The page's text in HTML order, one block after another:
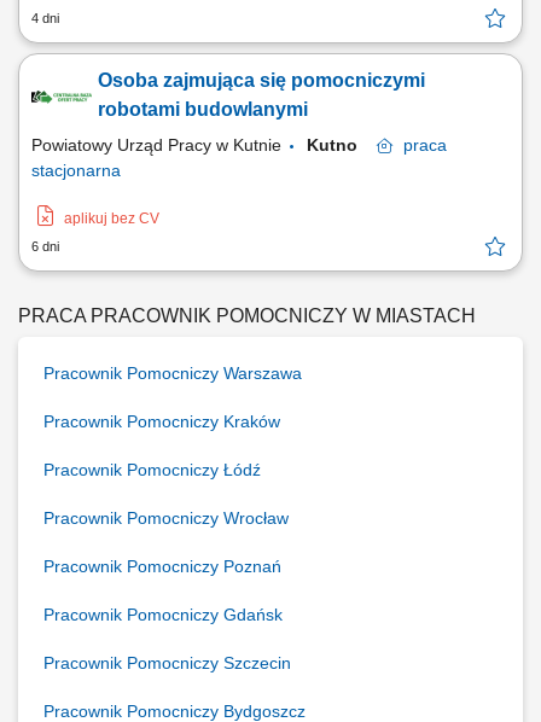
4 dni
Osoba zajmująca się pomocniczymi
robotami budowlanymi
Powiatowy Urząd Pracy w Kutnie Kutno
praca
stacjonarna
aplikuj bez CV
6 dni
PRACA PRACOWNIK POMOCNICZY W MIASTACH
Pracownik Pomocniczy Warszawa
Pracownik Pomocniczy Kraków
Pracownik Pomocniczy Łódź
Pracownik Pomocniczy Wrocław
Pracownik Pomocniczy Poznań
Pracownik Pomocniczy Gdańsk
Pracownik Pomocniczy Szczecin
Pracownik Pomocniczy Bydgoszcz